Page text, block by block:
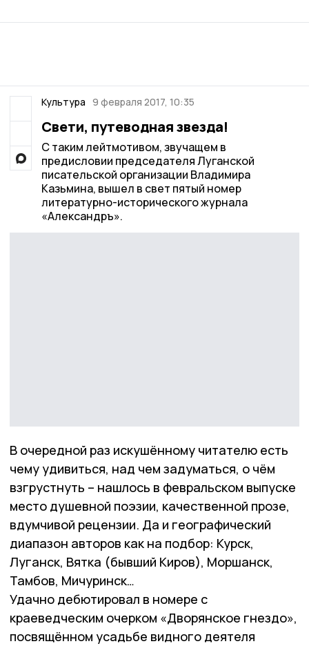
Культура 9 февраля 2017, 10:35
Свети, путеводная звезда!
С таким лейтмотивом, звучащем в
предисловии председателя Луганской
писательской организации Владимира
Казьмина, вышел в свет пятый номер
литературно-исторического журнала
«Александръ».
В очередной раз искушённому читателю есть
чему удивиться, над чем задуматься, о чём
взгрустнуть – нашлось в февральском выпуске
место душевной поэзии, качественной прозе,
вдумчивой рецензии. Да и географический
диапазон авторов как на подбор: Курск,
Луганск, Вятка (бывший Киров), Моршанск,
Тамбов, Мичуринск…
Удачно дебютировал в номере с
краеведческим очерком «Дворянское гнездо»,
посвящённом усадьбе видного деятеля